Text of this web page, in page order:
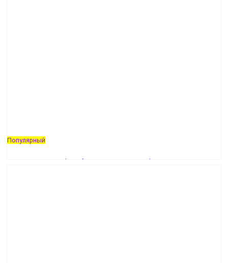
Популярный
Histoires de Parfums 1804 George Sand